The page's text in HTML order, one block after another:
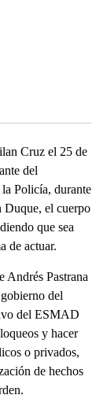
Cruz el 25 de
del
Policía, durante
Duque, el cuerpo
que sea
de actuar.
Andrés Pastrana
del
del ESMAD
y hacer
o privados,
de hechos